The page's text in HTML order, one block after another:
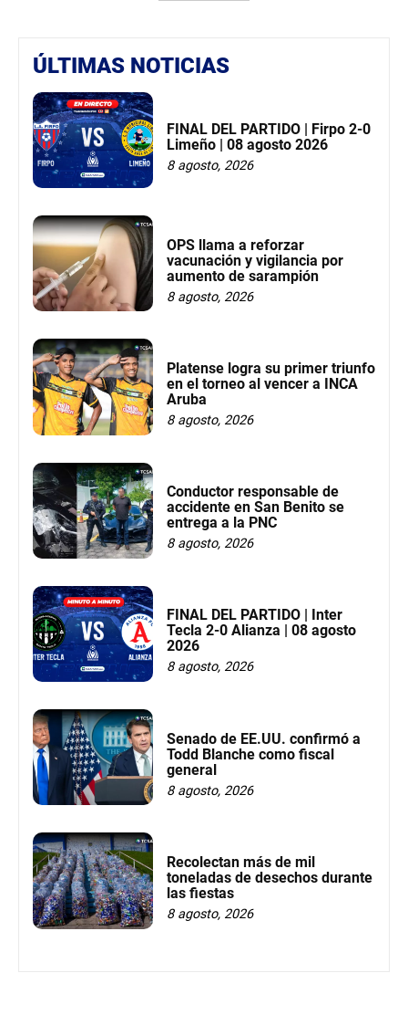
ÚLTIMAS NOTICIAS
FINAL DEL PARTIDO | Firpo 2-0
Limeño | 08 agosto 2026
8 agosto, 2026
OPS llama a reforzar
vacunación y vigilancia por
aumento de sarampión
8 agosto, 2026
Platense logra su primer triunfo
en el torneo al vencer a INCA
Aruba
8 agosto, 2026
Conductor responsable de
accidente en San Benito se
entrega a la PNC
8 agosto, 2026
FINAL DEL PARTIDO | Inter
Tecla 2-0 Alianza | 08 agosto
2026
8 agosto, 2026
Senado de EE.UU. confirmó a
Todd Blanche como fiscal
general
8 agosto, 2026
Recolectan más de mil
toneladas de desechos durante
las fiestas
8 agosto, 2026